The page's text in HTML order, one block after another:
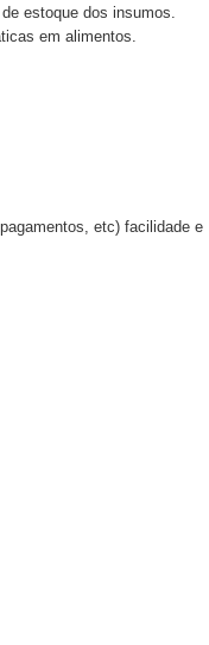
estoque dos insumos.
em alimentos.
etc) facilidade e